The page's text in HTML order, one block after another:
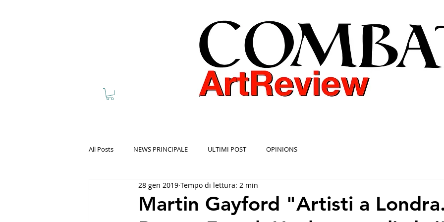
All Posts NEWS PRINCIPALE ULTIMI POST OPINIONS
Martin Gayford "Artisti a
28 gen 2019 Tempo di lettura: 2 min